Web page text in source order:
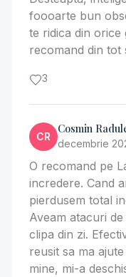
foooarte bun
te ridica din orice
recomand din tot
3
CR
Cosmin
decembrie
O recomand pe
incredere. Cand
pierdusem total
Aveam atacuri
clipa din zi.
reusit sa ma
mine, mi-a